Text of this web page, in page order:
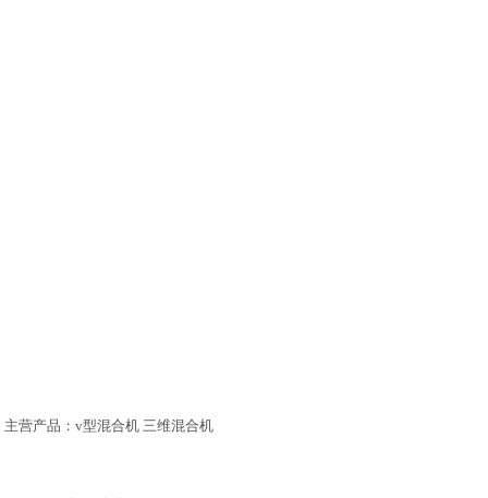
主营产品：v型混合机 三维混合机